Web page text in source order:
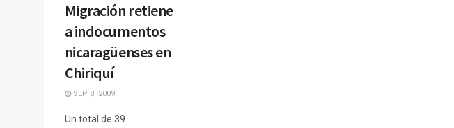
Migración retiene
a indocumentos
nicaragüenses en
Chiriquí
SEP 8, 2009
Un total de 39